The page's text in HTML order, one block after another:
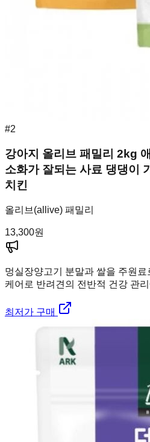
#2
강아지 올리브 패밀리 2kg
소화가 잘되는 사료 댕댕이
치킨
올리브(allive) 패밀리
13,300원
멍실장양고기 분말과 쌀을 주원
케어로 반려견의 전반적 건강 관
최저가 구매